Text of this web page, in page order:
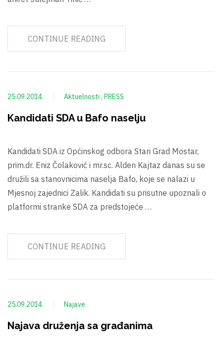
CONTINUE READING
25.09.2014. Aktuelnosti PRESS
Kandidati SDA u Bafo naselju
Kandidati SDA iz Općinskog odbora Stari Grad Mostar,
prim.dr. Eniz Čolaković i mr.sc. Alden Kajtaz danas su se
družili sa stanovnicima naselja Bafo, koje se nalazi u
Mjesnoj zajednici Zalik. Kandidati su prisutne upoznali o
platformi stranke SDA za predstojeće …
CONTINUE READING
25.09.2014. Najave
Najava druženja sa građanima